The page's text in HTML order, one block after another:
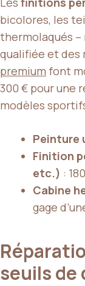
bicolores, les
thermolaqués
qualifiée et des
premium font
300 € pour une
modèles
Peinture
Finition
etc.) :
Cabine
gage
seuils de